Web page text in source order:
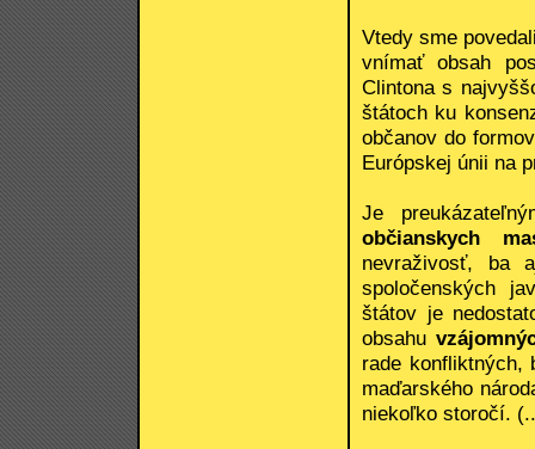
Vtedy sme
vnímať obsah
Clintona s
štátoch ku
občanov do
Európskej únii na
Je
občianskych
nevraživosť, ba
spoločenských
štátov je
obsahu
rade konfliktných,
maďarského
niekoľko storočí.